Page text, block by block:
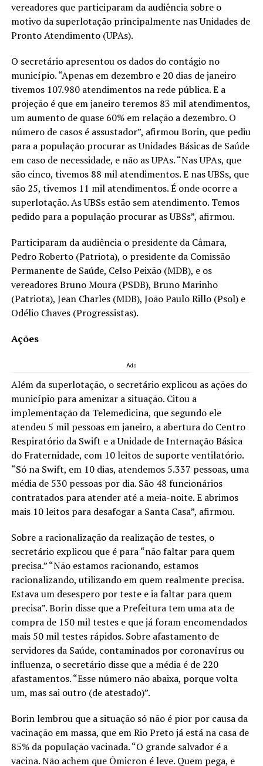
vereadores que participaram da audiência sobre o
motivo da superlotação principalmente nas Unidades de
Pronto Atendimento (UPAs).
O secretário apresentou os dados do contágio no
município. “Apenas em dezembro e 20 dias de janeiro
tivemos 107.980 atendimentos na rede pública. E a
projeção é que em janeiro teremos 83 mil atendimentos,
um aumento de quase 60% em relação a dezembro. O
número de casos é assustador”, afirmou Borin, que pediu
para a população procurar as Unidades Básicas de Saúde
em caso de necessidade, e não as UPAs. “Nas UPAs, que
são cinco, tivemos 88 mil atendimentos. E nas UBSs, que
são 25, tivemos 11 mil atendimentos. É onde ocorre a
superlotação. As UBSs estão sem atendimento. Temos
pedido para a população procurar as UBSs”, afirmou.
Participaram da audiência o presidente da Câmara,
Pedro Roberto (Patriota), o presidente da Comissão
Permanente de Saúde, Celso Peixão (MDB), e os
vereadores Bruno Moura (PSDB), Bruno Marinho
(Patriota), Jean Charles (MDB), João Paulo Rillo (Psol) e
Odélio Chaves (Progressistas).
Ações
Ads
Além da superlotação, o secretário explicou as ações do
município para amenizar a situação. Citou a
implementação da Telemedicina, que segundo ele
atendeu 5 mil pessoas em janeiro, a abertura do Centro
Respiratório da Swift e a Unidade de Internação Básica
do Fraternidade, com 10 leitos de suporte ventilatório.
“Só na Swift, em 10 dias, atendemos 5.337 pessoas, uma
média de 530 pessoas por dia. São 48 funcionários
contratados para atender até a meia-noite. E abrimos
mais 10 leitos para desafogar a Santa Casa”, afirmou.
Sobre a racionalização da realização de testes, o
secretário explicou que é para “não faltar para quem
precisa.” “Não estamos racionando, estamos
racionalizando, utilizando em quem realmente precisa.
Estava um desespero por teste e ia faltar para quem
precisa”. Borin disse que a Prefeitura tem uma ata de
compra de 150 mil testes e que já foram encomendados
mais 50 mil testes rápidos. Sobre afastamento de
servidores da Saúde, contaminados por coronavírus ou
influenza, o secretário disse que a média é de 220
afastamentos. “Esse número não abaixa, porque volta
um, mas sai outro (de atestado)”.
Borin lembrou que a situação só não é pior por causa da
vacinação em massa, que em Rio Preto já está na casa de
85% da população vacinada. “O grande salvador é a
vacina. Não achem que Ômicron é leve. Quem pega, e